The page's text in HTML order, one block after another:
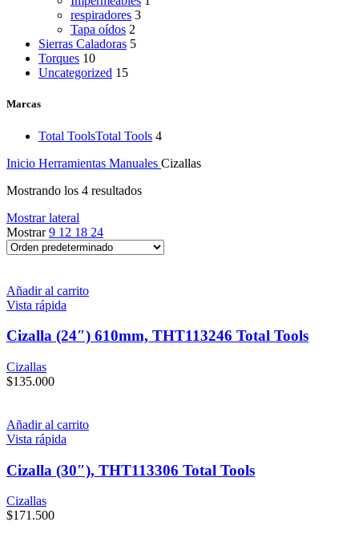
respiradores 3
Tapa oídos 2
Sierras Caladoras 5
Torques 10
Uncategorized 15
Marcas
Total ToolsTotal Tools 4
Inicio Herramientas Manuales Cizallas
Mostrando los 4 resultados
Mostrar lateral
Mostrar9 12 18 24
Añadir al carrito
Vista rápida
Cizalla (24″) 610mm, THT113246 Total Tools
Cizallas
$135.000
Añadir al carrito
Vista rápida
Cizalla (30″), THT113306 Total Tools
Cizallas
$171.500